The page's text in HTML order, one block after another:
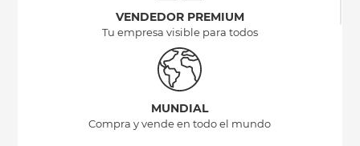
VENDEDOR PREMIUM
Tu empresa visible para todos
MUNDIAL
Compra y vende en todo el mundo